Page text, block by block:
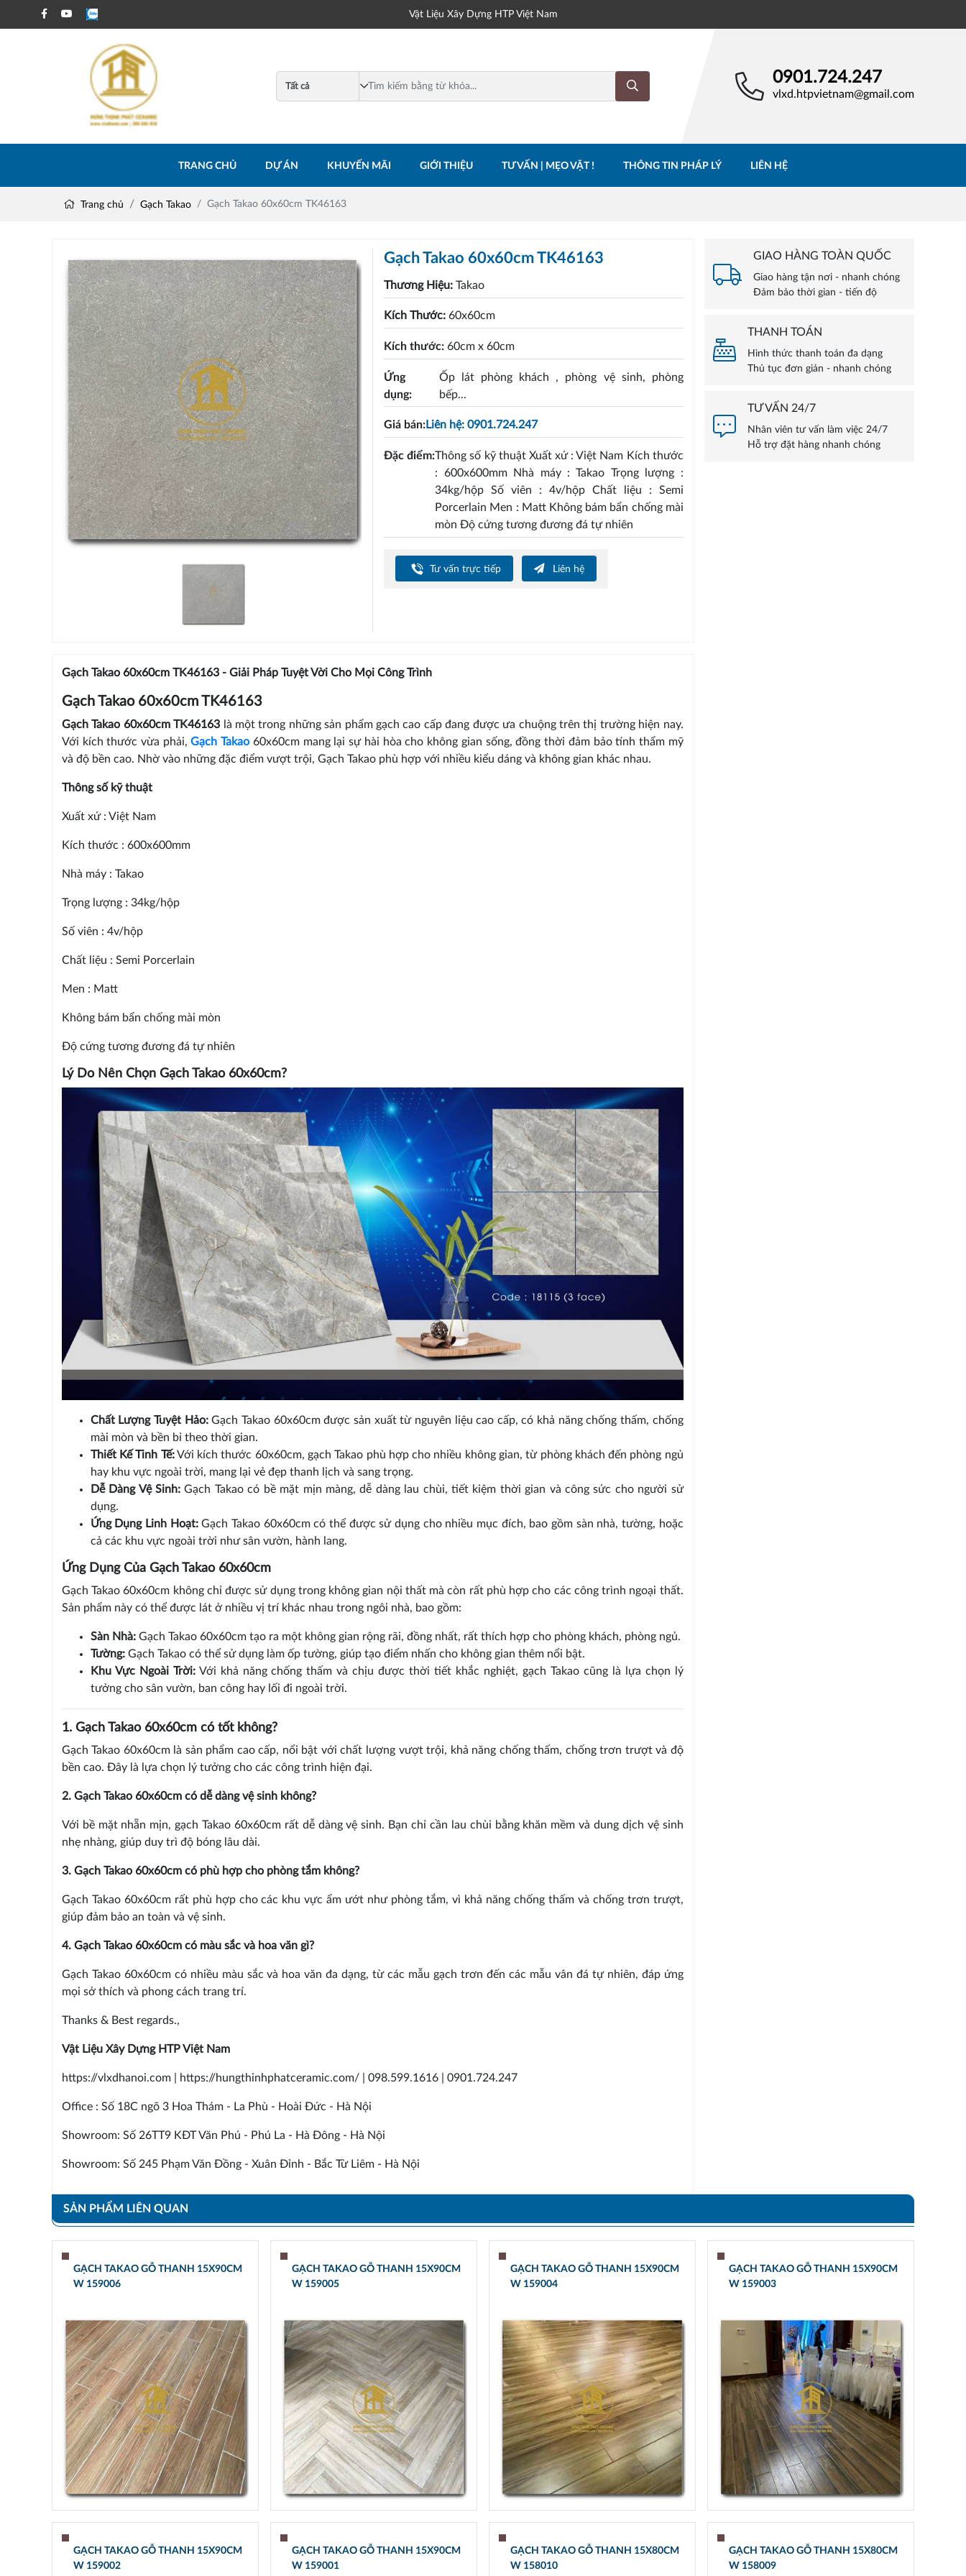
Vật Liệu Xây Dựng HTP Việt Nam
0901.724.247
vlxd.htpvietnam@gmail.com
TRANG CHỦ DỰ ÁN KHUYẾN MÃI GIỚI THIỆU TƯ VẤN | MẸO VẶT ! THÔNG TIN PHÁP LÝ LIÊN HỆ
Trang chủ Gạch Takao Gạch Takao 60x60cm TK46163
Gạch Takao 60x60cm TK46163
Thương Hiệu:Takao
Kích Thước:60x60cm
Kích thước:60cm x 60cm
Ứng
dụng:
Ốp lát phòng khách , phòng vệ sinh, phòng
bếp...
Giá bán:Liên hệ: 0901.724.247
Đặc điểm:Thông số kỹ thuật Xuất xứ : Việt Nam Kích thước
: 600x600mm Nhà máy : Takao Trọng lượng :
34kg/hộp Số viên : 4v/hộp Chất liệu : Semi
Porcerlain Men : Matt Không bám bẩn chống mài
mòn Độ cứng tương đương đá tự nhiên
Tư vấn trực tiếp Liên hệ
Gạch Takao 60x60cm TK46163 - Giải Pháp Tuyệt Vời Cho Mọi Công Trình
Gạch Takao 60x60cm TK46163
Gạch Takao 60x60cm TK46163 là một trong những sản phẩm gạch cao cấp đang được ưa chuộng trên thị trường hiện nay.
Với kích thước vừa phải,Gạch Takao 60x60cm mang lại sự hài hòa cho không gian sống, đồng thời đảm bảo tính thẩm mỹ
và độ bền cao. Nhờ vào những đặc điểm vượt trội, Gạch Takao phù hợp với nhiều kiểu dáng và không gian khác nhau.
Thông số kỹ thuật
Xuất xứ : Việt Nam
Kích thước : 600x600mm
Nhà máy : Takao
Trọng lượng : 34kg/hộp
Số viên : 4v/hộp
Chất liệu : Semi Porcerlain
Men : Matt
Không bám bẩn chống mài mòn
Độ cứng tương đương đá tự nhiên
Lý Do Nên Chọn Gạch Takao 60x60cm?
Chất Lượng Tuyệt Hảo:Gạch Takao 60x60cm được sản xuất từ nguyên liệu cao cấp, có khả năng chống thấm, chống
mài mòn và bền bỉ theo thời gian.
Thiết Kế Tinh Tế:Với kích thước 60x60cm, gạch Takao phù hợp cho nhiều không gian, từ phòng khách đến phòng ngủ
hay khu vực ngoài trời, mang lại vẻ đẹp thanh lịch và sang trọng.
Dễ Dàng Vệ Sinh: Gạch Takao có bề mặt mịn màng, dễ dàng lau chùi, tiết kiệm thời gian và công sức cho người sử
dụng.
Ứng Dụng Linh Hoạt:Gạch Takao 60x60cm có thể được sử dụng cho nhiều mục đích, bao gồm sàn nhà, tường, hoặc
cả các khu vực ngoài trời như sân vườn, hành lang.
Ứng Dụng Của Gạch Takao 60x60cm
Gạch Takao 60x60cm không chỉ được sử dụng trong không gian nội thất mà còn rất phù hợp cho các công trình ngoại thất.
Sản phẩm này có thể được lát ở nhiều vị trí khác nhau trong ngôi nhà, bao gồm:
Sàn Nhà:Gạch Takao 60x60cm tạo ra một không gian rộng rãi, đồng nhất, rất thích hợp cho phòng khách, phòng ngủ.
Tường:Gạch Takao có thể sử dụng làm ốp tường, giúp tạo điểm nhấn cho không gian thêm nổi bật.
Khu Vực Ngoài Trời:Với khả năng chống thấm và chịu được thời tiết khắc nghiệt, gạch Takao cũng là lựa chọn lý
tưởng cho sân vườn, ban công hay lối đi ngoài trời.
1. Gạch Takao 60x60cm có tốt không?
Gạch Takao 60x60cm là sản phẩm cao cấp, nổi bật với chất lượng vượt trội, khả năng chống thấm, chống trơn trượt và độ
bền cao. Đây là lựa chọn lý tưởng cho các công trình hiện đại.
2. Gạch Takao 60x60cm có dễ dàng vệ sinh không?
Với bề mặt nhẵn mịn, gạch Takao 60x60cm rất dễ dàng vệ sinh. Bạn chỉ cần lau chùi bằng khăn mềm và dung dịch vệ sinh
nhẹ nhàng, giúp duy trì độ bóng lâu dài.
3. Gạch Takao 60x60cm có phù hợp cho phòng tắm không?
Gạch Takao 60x60cm rất phù hợp cho các khu vực ẩm ướt như phòng tắm, vì khả năng chống thấm và chống trơn trượt,
giúp đảm bảo an toàn và vệ sinh.
4. Gạch Takao 60x60cm có màu sắc và hoa văn gì?
Gạch Takao 60x60cm có nhiều màu sắc và hoa văn đa dạng, từ các mẫu gạch trơn đến các mẫu vân đá tự nhiên, đáp ứng
mọi sở thích và phong cách trang trí.
Thanks & Best regards.,
Vật Liệu Xây Dựng HTP Việt Nam
https://vlxdhanoi.com | https://hungthinhphatceramic.com/ | 098.599.1616 | 0901.724.247
Office : Số 18C ngõ 3 Hoa Thám - La Phù - Hoài Đức - Hà Nội
Showroom: Số 26TT9 KĐT Văn Phú - Phú La - Hà Đông - Hà Nội
Showroom: Số 245 Phạm Văn Đồng - Xuân Đỉnh - Bắc Từ Liêm - Hà Nội
GIAO HÀNG TOÀN QUỐC
Giao hàng tận nơi - nhanh chóng
Đảm bảo thời gian - tiến độ
THANH TOÁN
Hình thức thanh toán đa dạng
Thủ tục đơn giản - nhanh chóng
TƯ VẤN 24/7
Nhân viên tư vấn làm việc 24/7
Hỗ trợ đặt hàng nhanh chóng
SẢN PHẨM LIÊN QUAN
GẠCH TAKAO GỖ THANH 15X90CM
W 159006
GẠCH TAKAO GỖ THANH 15X90CM
W 159005
GẠCH TAKAO GỖ THANH 15X90CM
W 159004
GẠCH TAKAO GỖ THANH 15X90CM
W 159003
GẠCH TAKAO GỖ THANH 15X90CM
W 159002
GẠCH TAKAO GỖ THANH 15X90CM
W 159001
GẠCH TAKAO GỖ THANH 15X80CM
W 158010
GẠCH TAKAO GỖ THANH 15X80CM
W 158009